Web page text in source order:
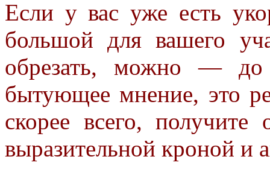
Если у вас уже есть
большой для вашего
обрезать, можно — до
бытующеемнение, это
скорее всего,получите
выразительной кроной и